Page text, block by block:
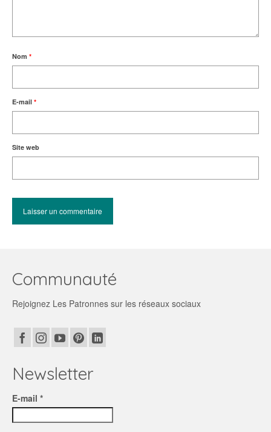
Nom *
E-mail *
Site web
Communauté
Rejoignez Les Patronnes sur les réseaux sociaux
Newsletter
E-mail *